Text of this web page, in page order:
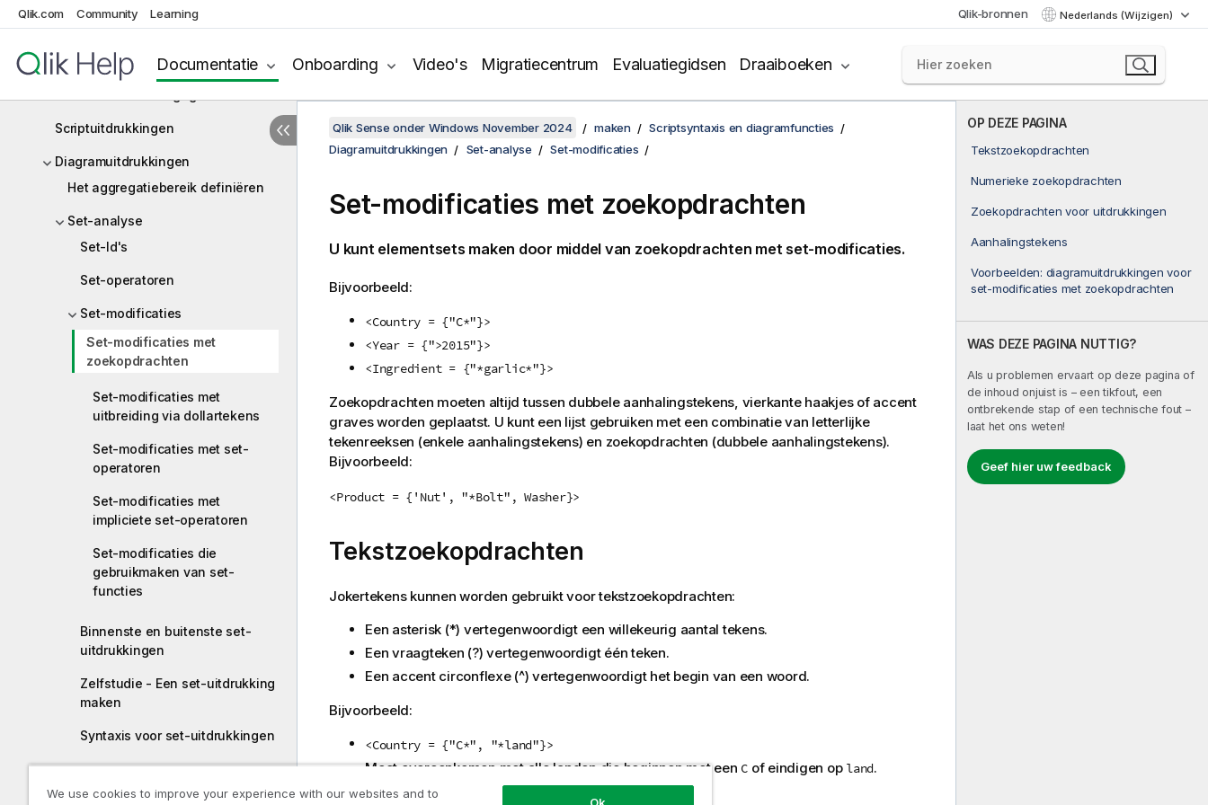
Qlik.com Community Learning Qlik-bronnen Nederlands (Wijzigen)
Documentatie Onboarding Video's Migratiecentrum Evaluatiegidsen Draaiboeken
Overzicht scriptsyntaxis
Werken met variabelen in de editor
Scriptuitdrukkingen
Diagramuitdrukkingen
Het aggregatiebereik definiëren
Set-analyse
Set-Id's
Set-operatoren
Set-modificaties
Set-modificaties met
zoekopdrachten
Set-modificaties met
uitbreiding via dollartekens
Set-modificaties met set-
operatoren
Set-modificaties met
impliciete set-operatoren
Set-modificaties die
gebruikmaken van set-
functies
Binnenste en buitenste set-
uitdrukkingen
Zelfstudie - Een set-uitdrukking
maken
Syntaxis voor set-uitdrukkingen
diagramuitdrukkingen
OP DEZE PAGINA
Tekstzoekopdrachten
Numerieke zoekopdrachten
Zoekopdrachten voor uitdrukkingen
Aanhalingstekens
Voorbeelden: diagramuitdrukkingen voor
set-modificaties met zoekopdrachten
WAS DEZE PAGINA NUTTIG?
Als u problemen ervaart op deze pagina of
de inhoud onjuist is – een tikfout, een
ontbrekende stap of een technische fout –
laat het ons weten!
Geef hier uw feedback
Qlik Sense onder Windows November 2024 maken
Scriptsyntaxis en diagramfuncties
Diagramuitdrukkingen
Set-analyse Set-modificaties
Set-modificaties met zoekopdrachten
U kunt elementsets maken door middel van zoekopdrachten met set-modificaties.
Bijvoorbeeld:
<Country = {"C*"}>
<Year = {">2015"}>
<Ingredient = {"*garlic*"}>
Zoekopdrachten moeten altijd tussen dubbele aanhalingstekens, vierkante haakjes of accent
graves worden geplaatst. U kunt een lijst gebruiken met een combinatie van letterlijke
tekenreeksen (enkele aanhalingstekens) en zoekopdrachten (dubbele aanhalingstekens).
Bijvoorbeeld:
<Product = {'Nut', "*Bolt", Washer}>
Tekstzoekopdrachten
Jokertekens kunnen worden gebruikt voor tekstzoekopdrachten:
Een asterisk (*) vertegenwoordigt een willekeurig aantal tekens.
Een vraagteken (?) vertegenwoordigt één teken.
Een accent circonflexe (^) vertegenwoordigt het begin van een woord.
Bijvoorbeeld:
<Country = {"C*", "*land"}>
Moet overeenkomen met alle landen die beginnen met een C of eindigen op land.
<Country = {"*^z*"}>
We use cookies to improve your experience with our websites and to